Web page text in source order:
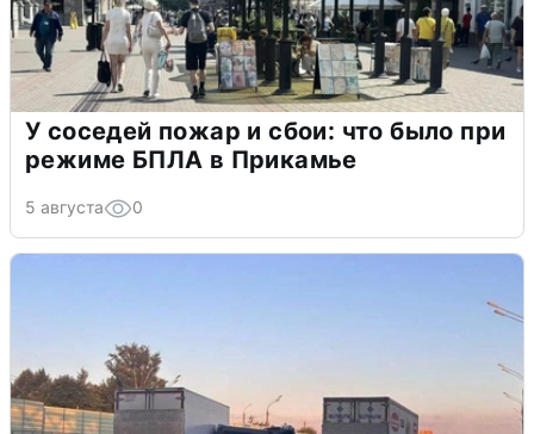
У соседей пожар и сбои: что было при
режиме БПЛА в Прикамье
5 августа 0